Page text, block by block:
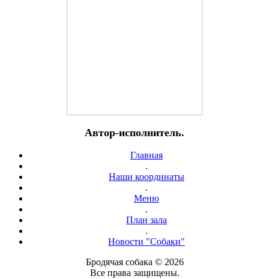
Автор-исполнитель.
Главная
.
Наши координаты
.
Меню
.
План зала
.
Новости "Собаки"
Бродячая собака © 2026
Все права защищены.